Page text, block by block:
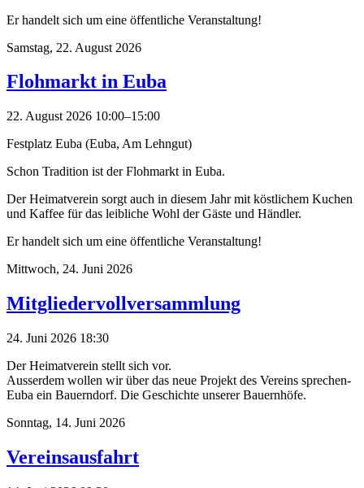
Er handelt sich um eine öffentliche Veranstaltung!
Samstag, 22. August 2026
Flohmarkt in Euba
22. August 2026 10:00–15:00
Festplatz Euba (Euba, Am Lehngut)
Schon Tradition ist der Flohmarkt in Euba.
Der Heimatverein sorgt auch in diesem Jahr mit köstlichem Kuchen
und Kaffee für das leibliche Wohl der Gäste und Händler.
Er handelt sich um eine öffentliche Veranstaltung!
Mittwoch, 24. Juni 2026
Mitgliedervollversammlung
24. Juni 2026 18:30
Der Heimatverein stellt sich vor.
Ausserdem wollen wir über das neue Projekt des Vereins sprechen-
Euba ein Bauerndorf. Die Geschichte unserer Bauernhöfe.
Sonntag, 14. Juni 2026
Vereinsausfahrt